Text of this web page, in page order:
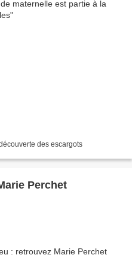
des escargots
Perchet